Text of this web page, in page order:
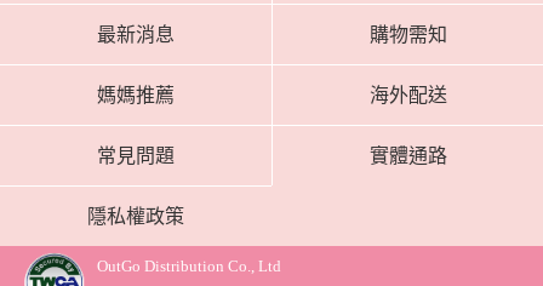
最新消息 購物需知
媽媽推薦 海外配送
常見問題 實體通路
隱私權政策
OutGo Distribution Co., Ltd